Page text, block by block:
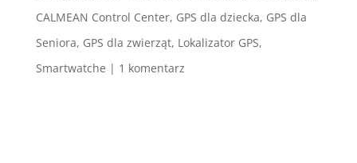
CALMEAN Control Center, GPS dla dziecka, GPS dla
Seniora, GPS dla zwierząt, Lokalizator GPS,
Smartwatche | 1 komentarz